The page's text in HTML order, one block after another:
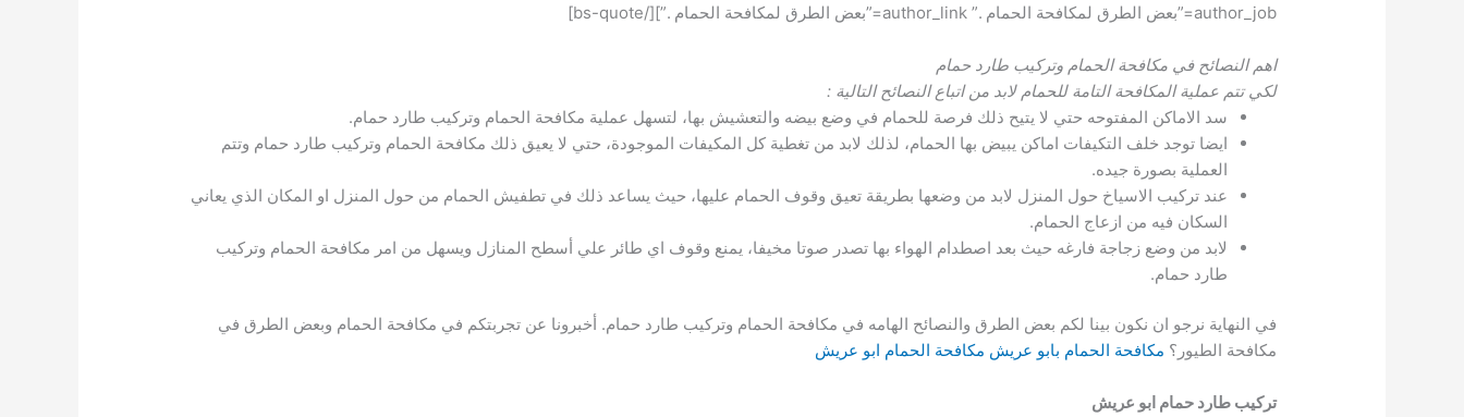
author_job=”بعض الطرق لمكافحة الحمام .” author_link=”بعض الطرق لمكافحة الحمام .”][/bs-quote]
اهم النصائح في مكافحة الحمام وتركيب طارد حمام
لكي تتم عملية المكافحة التامة للحمام لابد من اتباع النصائح التالية :
سد الاماكن المفتوحه حتي لا يتيح ذلك فرصة للحمام في وضع بيضه والتعشيش بها، لتسهل عملية مكافحة الحمام وتركيب طارد حمام.
ايضا توجد خلف التكيفات اماكن يبيض بها الحمام، لذلك لابد من تغطية كل المكيفات الموجودة، حتي لا يعيق ذلك مكافحة الحمام وتركيب طارد حمام وتتم
العملية بصورة جيده.
عند تركيب الاسياخ حول المنزل لابد من وضعها بطريقة تعيق وقوف الحمام عليها، حيث يساعد ذلك في تطفيش الحمام من حول المنزل او المكان الذي يعاني
السكان فيه من ازعاج الحمام.
لابد من وضع زجاجة فارغه حيث بعد اصطدام الهواء بها تصدر صوتا مخيفا، يمنع وقوف اي طائر علي أسطح المنازل ويسهل من امر مكافحة الحمام وتركيب
طارد حمام.
في النهاية نرجو ان نكون بينا لكم بعض الطرق والنصائح الهامه في مكافحة الحمام وتركيب طارد حمام. أخبرونا عن تجربتكم في مكافحة الحمام وبعض الطرق في
مكافحة الطيور؟ مكافحة الحمام بابو عريش مكافحة الحمام ابو عريش
تركيب طارد حمام ابو عريش